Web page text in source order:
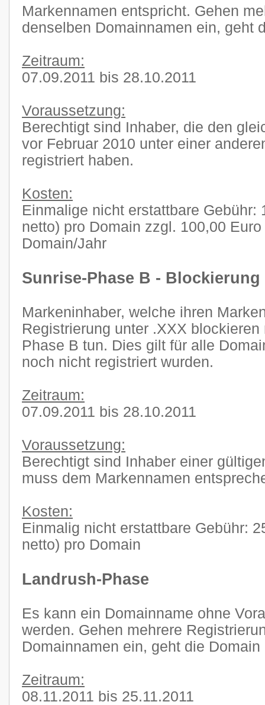
Markennamen entspricht. Gehen
denselben Domainnamen ein, geht
Zeitraum:
07.09.2011 bis 28.10.2011
Voraussetzung:
Berechtigt sind Inhaber, die den
vor Februar 2010 unter einer
registriert haben.
Kosten:
Einmalige nicht erstattbare Gebühr:
netto) pro Domain zzgl. 100,00
Domain/Jahr
Sunrise-Phase B - Blockierung
Markeninhaber, welche ihren
Registrierung unter .XXX
Phase B tun. Dies gilt für alle
noch nicht registriert wurden.
Zeitraum:
07.09.2011 bis 28.10.2011
Voraussetzung:
Berechtigt sind Inhaber einer
muss dem Markennamen
Kosten:
Einmalig nicht erstattbare Gebühr:
netto) pro Domain
Landrush-Phase
Es kann ein Domainname ohne
werden. Gehen mehrere
Domainnamen ein, geht die
Zeitraum:
08.11.2011 bis 25.11.2011